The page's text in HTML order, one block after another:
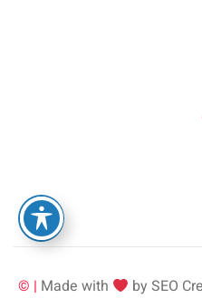
Made with by SEO